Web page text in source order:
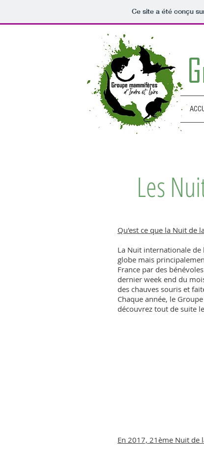
Ce site a été conçu
Qu'est ce que la Nuit de
La Nuit internationale de
globe mais
France par des
dernier week end du
des chauves souris et
Chaque année, le
découvrez tout de suite
En 2017, 21ème Nuit de
Les